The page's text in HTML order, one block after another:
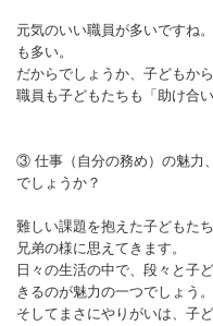
元気のいい職員が多いですね
も多い。
だからでしょうか、子どもか
職員も子どもたちも「助け合
③ 仕事（自分の務め）の魅力
でしょうか？
難しい課題を抱えた子どもた
兄弟の様に思えてきます。
日々の生活の中で、段々と子
きるのが魅力の一つでしょう。
そしてまさにやりがいは、子